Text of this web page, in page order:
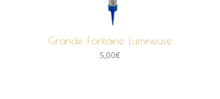
AJOUTER AU PANIER
Grande Fontaine Lumineuse
5,00€